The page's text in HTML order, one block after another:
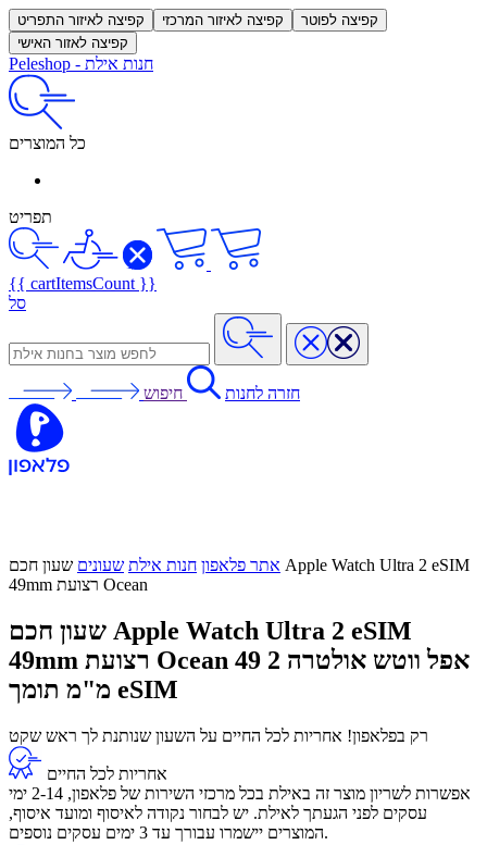
קפיצה לאיזור התפריט קפיצה לאיזור המרכזי
קפיצה לפוטר
קפיצה לאזור האישי
Peleshop - חנות אילת
כל המוצרים
תפריט
{{ cartItemsCount }}
סל
חזרה לחנות חיפוש
אתר פלאפון חנות אילת שעונים שעון חכם Apple Watch Ultra 2 eSIM
49mm רצועת Ocean
שעון חכם Apple Watch Ultra 2 eSIM
49mm רצועת Ocean אפל ווטש אולטרה 2 49
מ"מ תומך eSIM
רק בפלאפון! אחריות לכל החיים על השעון שנותנת לך ראש שקט
אחריות לכל החיים
אפשרות לשריון מוצר זה באילת בכל מרכזי השירות של פלאפון, 2-14 ימי
עסקים לפני הגעתך לאילת. יש לבחור נקודה לאיסוף ומועד איסוף,
המוצרים יישמרו עבורך עד 3 ימים עסקים נוספים.